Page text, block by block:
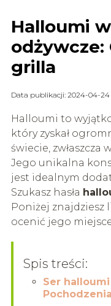
Halloumi
odżywcze:
grilla
Data publikacji: 2024-04-24
Halloumi to
który zyskał
świecie,
Jego unikalna
jest idealnym
Szukasz hasła
Poniżej znajdziesz
ocenić jego
Spis treści:
Ser